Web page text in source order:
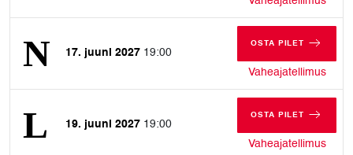
17. juuni 2027 19:00
OSTA PILET
Vaheajatellimus
19. juuni 2027 19:00
OSTA PILET
Vaheajatellimus